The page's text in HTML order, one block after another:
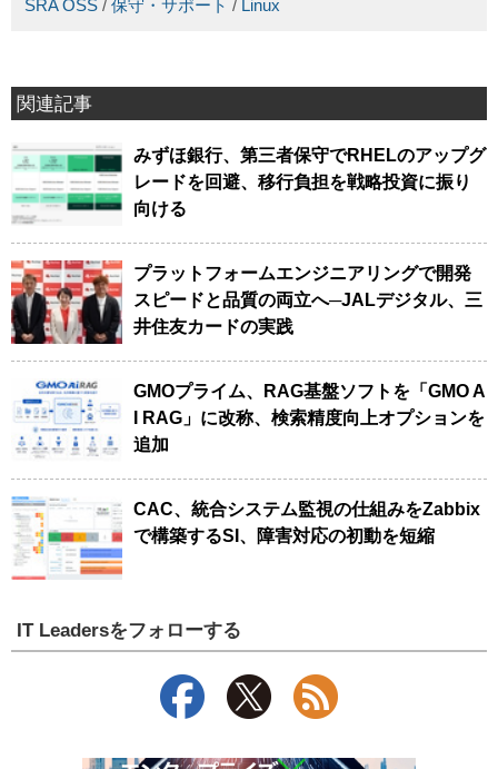
SRA OSS / 保守・サポート / Linux
関連記事
みずほ銀行、第三者保守でRHELのアップグ
レードを回避、移行負担を戦略投資に振り
向ける
プラットフォームエンジニアリングで開発
スピードと品質の両立へ─JALデジタル、三
井住友カードの実践
GMOプライム、RAG基盤ソフトを「GMO A
I RAG」に改称、検索精度向上オプションを
追加
CAC、統合システム監視の仕組みをZabbix
で構築するSI、障害対応の初動を短縮
IT Leadersをフォローする